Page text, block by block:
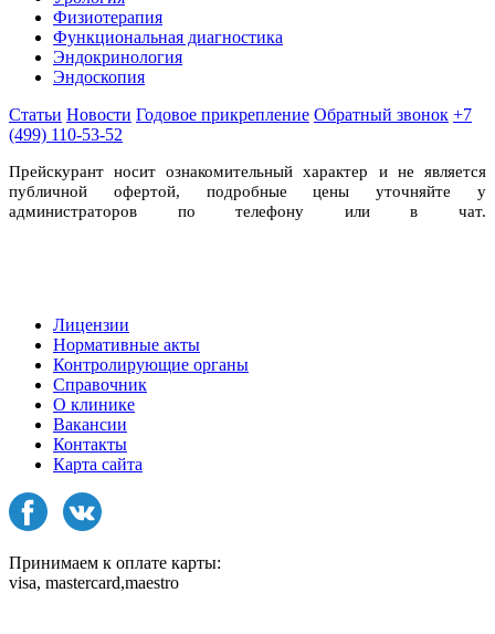
Физиотерапия
Функциональная диагностика
Эндокринология
Эндоскопия
Статьи Новости Годовое прикрепление Обратный звонок +7
(499) 110-53-52
Прейскурант носит ознакомительный характер и не является
публичной офертой, подробные цены уточняйте у
администраторов по телефону или в чат.
Лицензии
Нормативные акты
Контролирующие органы
Справочник
О клинике
Вакансии
Контакты
Карта сайта
Принимаем к оплате карты:
visa, mastercard,maestro